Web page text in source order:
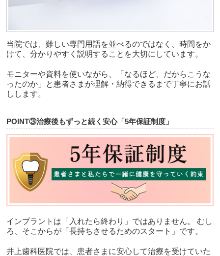
当院では、難しい専門用語を並べるのではなく、時間をか
けて、分かりやすく説明することを大切にしています。
モニターや資料を使いながら、「なるほど、だからこうな
ったのか」と患者さまが理解・納得できるまで丁寧にお話
しします。
POINT③治療後もずっと続く安心「5年保証制度」
インプラントは「入れたら終わり」ではありません。 むし
ろ、そこからが「長持ちさせるためのスタート」です。
井上歯科医院では、患者さまに安心して治療を受けていた